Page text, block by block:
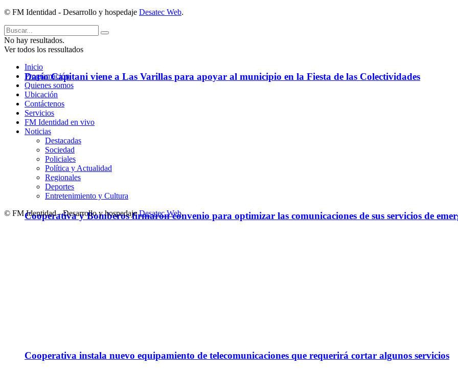
Darío Capitani viene a Las Varillas para apoyar al municipio en la Fiesta de las Colectividades
Cooperativa y Bomberos firmaron convenio para optimizar las comunicaciones de sus servicios de
Cooperativa instala nuevo equipamiento de telecomunicaciones que requerirá cortar algunos servicios
© FM Identidad - Desarrollo y hospedaje Desatec Web.
No hay resultados.
Ver todos los ressultados
Inicio
Programación
Quienes somos
Ubicación
Contáctenos
Servicios
FM Identidad en vivo
Noticias
Destacadas
Sociedad
Policiales
Política y Actualidad
Regionales
Deportes
Entretenimiento y Cultura
© FM Identidad - Desarrollo y hospedajeDesatec Web.